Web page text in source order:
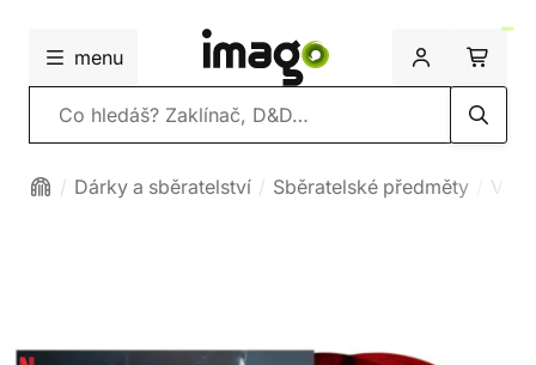
menu
Vyhledávání
Dárky a sběratelství Sběratelské předměty